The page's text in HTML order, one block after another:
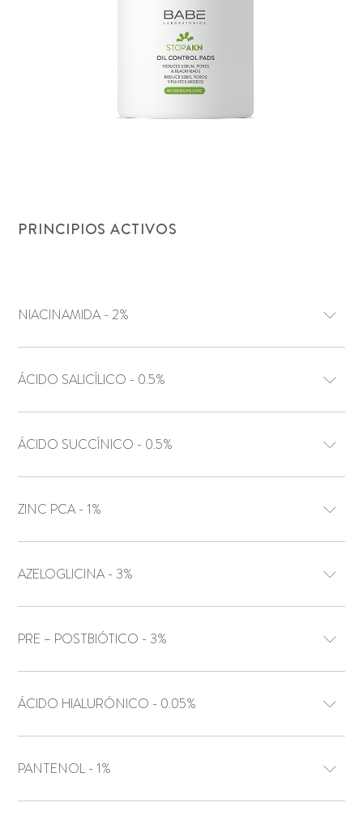
PRINCIPIOS ACTIVOS
NIACINAMIDA - 2%
ÁCIDO SALICÍLICO - 0.5%
ÁCIDO SUCCÍNICO - 0.5%
ZINC PCA - 1%
AZELOGLICINA - 3%
PRE – POSTBIÓTICO - 3%
ÁCIDO HIALURÓNICO - 0.05%
PANTENOL - 1%